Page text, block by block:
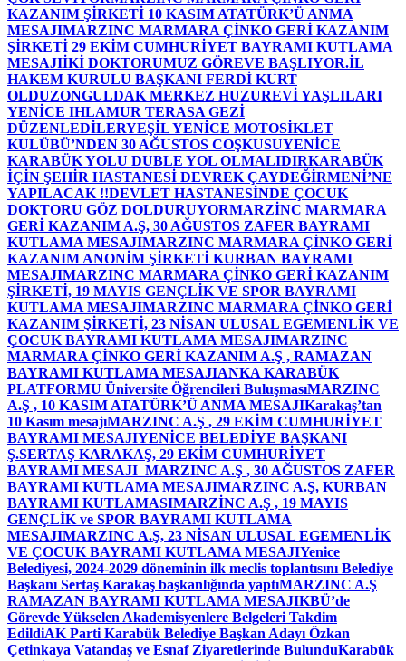
KAZANIM ŞİRKETİ 10 KASIM ATATÜRK’Ü ANMA
MESAJIMARZINC MARMARA ÇİNKO GERİ KAZANIM
ŞİRKETİ 29 EKİM CUMHURİYET BAYRAMI KUTLAMA
MESAJIİKİ DOKTORUMUZ GÖREVE BAŞLIYOR.İL
HAKEM KURULU BAŞKANI FERDİ KURT
OLDUZONGULDAK MERKEZ HUZUREVİ YAŞLILARI
YENİCE IHLAMUR TERASA GEZİ
DÜZENLEDİLERYEŞİL YENİCE MOTOSİKLET
KULÜBÜ’NDEN 30 AĞUSTOS COŞKUSUYENİCE
KARABÜK YOLU DUBLE YOL OLMALIDIRKARABÜK
İÇİN ŞEHİR HASTANESİ DEVREK ÇAYDEĞİRMENİ’NE
YAPILACAK !!DEVLET HASTANESİNDE ÇOCUK
DOKTORU GÖZ DOLDURUYORMARZİNC MARMARA
GERİ KAZANIM A.Ş, 30 AĞUSTOS ZAFER BAYRAMI
KUTLAMA MESAJIMARZINC MARMARA ÇİNKO GERİ
KAZANIM ANONİM ŞİRKETİ KURBAN BAYRAMI
MESAJIMARZINC MARMARA ÇİNKO GERİ KAZANIM
ŞİRKETİ, 19 MAYIS GENÇLİK VE SPOR BAYRAMI
KUTLAMA MESAJIMARZINC MARMARA ÇİNKO GERİ
KAZANIM ŞİRKETİ, 23 NİSAN ULUSAL EGEMENLİK VE
ÇOCUK BAYRAMI KUTLAMA MESAJIMARZINC
MARMARA ÇİNKO GERİ KAZANIM A.Ş , RAMAZAN
BAYRAMI KUTLAMA MESAJIANKA KARABÜK
PLATFORMU Üniversite Öğrencileri BuluşmasıMARZINC
A.Ş , 10 KASIM ATATÜRK’Ü ANMA MESAJIKarakaş’tan
10 Kasım mesajıMARZINC A.Ş , 29 EKİM CUMHURİYET
BAYRAMI MESAJIYENİCE BELEDİYE BAŞKANI
Ş.SERTAŞ KARAKAŞ, 29 EKİM CUMHURİYET
BAYRAMI MESAJI MARZINC A.Ş , 30 AĞUSTOS ZAFER
BAYRAMI KUTLAMA MESAJIMARZINC A.Ş, KURBAN
BAYRAMI KUTLAMASIMARZİNC A.Ş , 19 MAYIS
GENÇLİK ve SPOR BAYRAMI KUTLAMA
MESAJIMARZINC A.Ş, 23 NİSAN ULUSAL EGEMENLİK
VE ÇOCUK BAYRAMI KUTLAMA MESAJIYenice
Belediyesi, 2024-2029 döneminin ilk meclis toplantısını Belediye
Başkanı Sertaş Karakaş başkanlığında yaptıMARZINC A.Ş
RAMAZAN BAYRAMI KUTLAMA MESAJIKBÜ’de
Görevde Yükselen Akademisyenlere Belgeleri Takdim
EdildiAK Parti Karabük Belediye Başkan Adayı Özkan
Çetinkaya Vatandaş ve Esnaf Ziyaretlerinde BulunduKarabük